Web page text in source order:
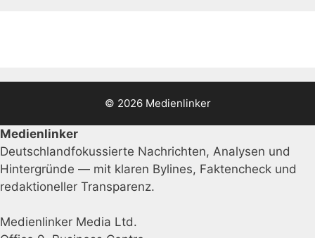
© 2026 Medienlinker
Medienlinker
Deutschlandfokussierte Nachrichten, Analysen und
Hintergründe — mit klaren Bylines, Faktencheck und
redaktioneller Transparenz.
Medienlinker Media Ltd.